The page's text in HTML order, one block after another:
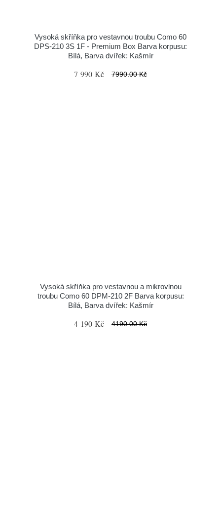
Vysoká skříňka pro vestavnou troubu Como 60
DPS-210 3S 1F - Premium Box Barva korpusu:
Bílá, Barva dvířek: Kašmír
7 990 Kč 7990.00 Kč
Vysoká skříňka pro vestavnou a mikrovlnou
troubu Como 60 DPM-210 2F Barva korpusu:
Bílá, Barva dvířek: Kašmír
4 190 Kč 4190.00 Kč